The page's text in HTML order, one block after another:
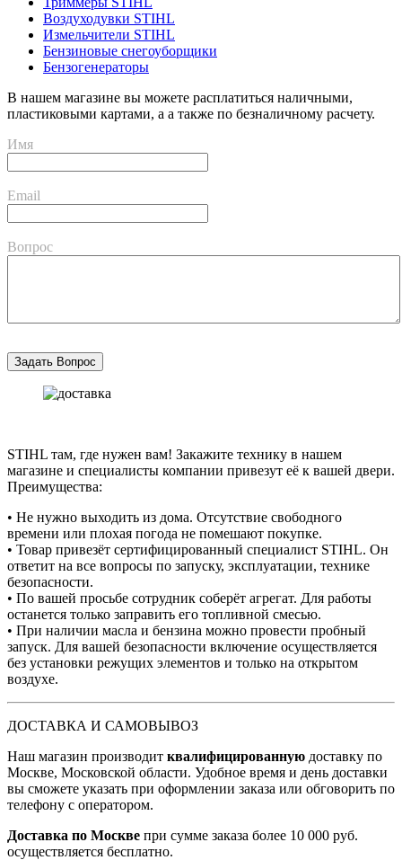
Воздуходувки STIHL
Измельчители STIHL
Бензиновые снегоуборщики
Бензогенераторы
В нашем магазине вы можете расплатиться наличными,
пластиковыми картами, а а также по безналичному расчету.
Имя
Email
Вопрос
STIHL там, где нужен вам! Закажите технику в нашем
магазине и специалисты компании привезут её к вашей двери.
Преимущества:
• Не нужно выходить из дома. Отсутствие свободного
времени или плохая погода не помешают покупке.
• Товар привезёт сертифицированный специалист STIHL. Он
ответит на все вопросы по запуску, эксплуатации, технике
безопасности.
• По вашей просьбе сотрудник соберёт агрегат. Для работы
останется только заправить его топливной смесью.
• При наличии масла и бензина можно провести пробный
запуск. Для вашей безопасности включение осуществляется
без установки режущих элементов и только на открытом
воздухе.
ДОСТАВКА И САМОВЫВОЗ
Наш магазин производит квалифицированную доставку по
Москве, Московской области. Удобное время и день доставки
вы сможете указать при оформлении заказа или обговорить по
телефону с оператором.
Доставка по Москве при сумме заказа более 10 000 руб.
осуществляется бесплатно.